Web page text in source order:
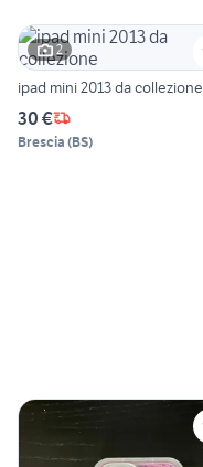
2
ipad mini 2013 da collezione
30 €
Brescia (BS)